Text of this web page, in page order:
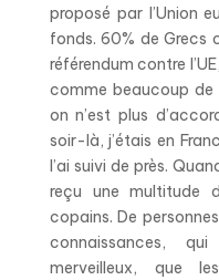
proposé par l’Union
fonds. 60% de Grecs
référendum contre
comme beaucoup de
on n’est plus
soir-là, j’étais en
l’ai suivi de près.
reçu une multitude
copains. De
connaissances,
merveilleux, que